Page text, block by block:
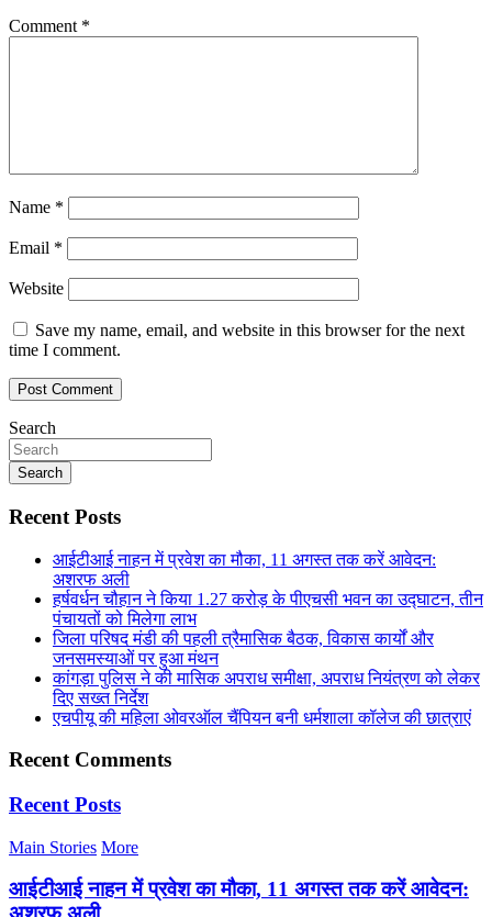
Comment *
Name *
Email *
Website
Save my name, email, and website in this browser for the next
time I comment.
Search
Search
Recent Posts
आईटीआई नाहन में प्रवेश का मौका, 11 अगस्त तक करें आवेदन:
अशरफ अली
हर्षवर्धन चौहान ने किया 1.27 करोड़ के पीएचसी भवन का उद्घाटन, तीन
पंचायतों को मिलेगा लाभ
जिला परिषद मंडी की पहली त्रैमासिक बैठक, विकास कार्यों और
जनसमस्याओं पर हुआ मंथन
कांगड़ा पुलिस ने की मासिक अपराध समीक्षा, अपराध नियंत्रण को लेकर
दिए सख्त निर्देश
एचपीयू की महिला ओवरऑल चैंपियन बनी धर्मशाला कॉलेज की छात्राएं
Recent Comments
Recent Posts
Main Stories More
आईटीआई नाहन में प्रवेश का मौका, 11 अगस्त तक करें आवेदन: